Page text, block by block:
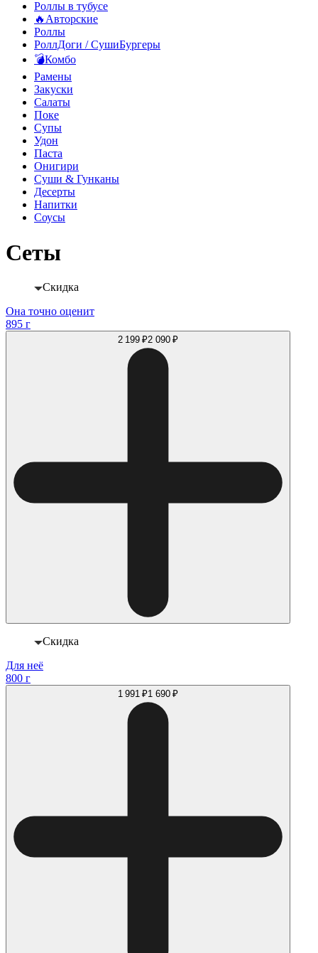
Роллы в тубусе
🔥Авторские
Роллы
РоллДоги / СушиБургеры
💣Комбо
Рамены
Закуски
Салаты
Поке
Супы
Удон
Паста
Онигири
Суши & Гунканы
Десерты
Напитки
Соусы
Сеты
Скидка
Она точно оценит
895 г
2 199 ₽2 090 ₽
Скидка
Для неё
800 г
1 991 ₽1 690 ₽